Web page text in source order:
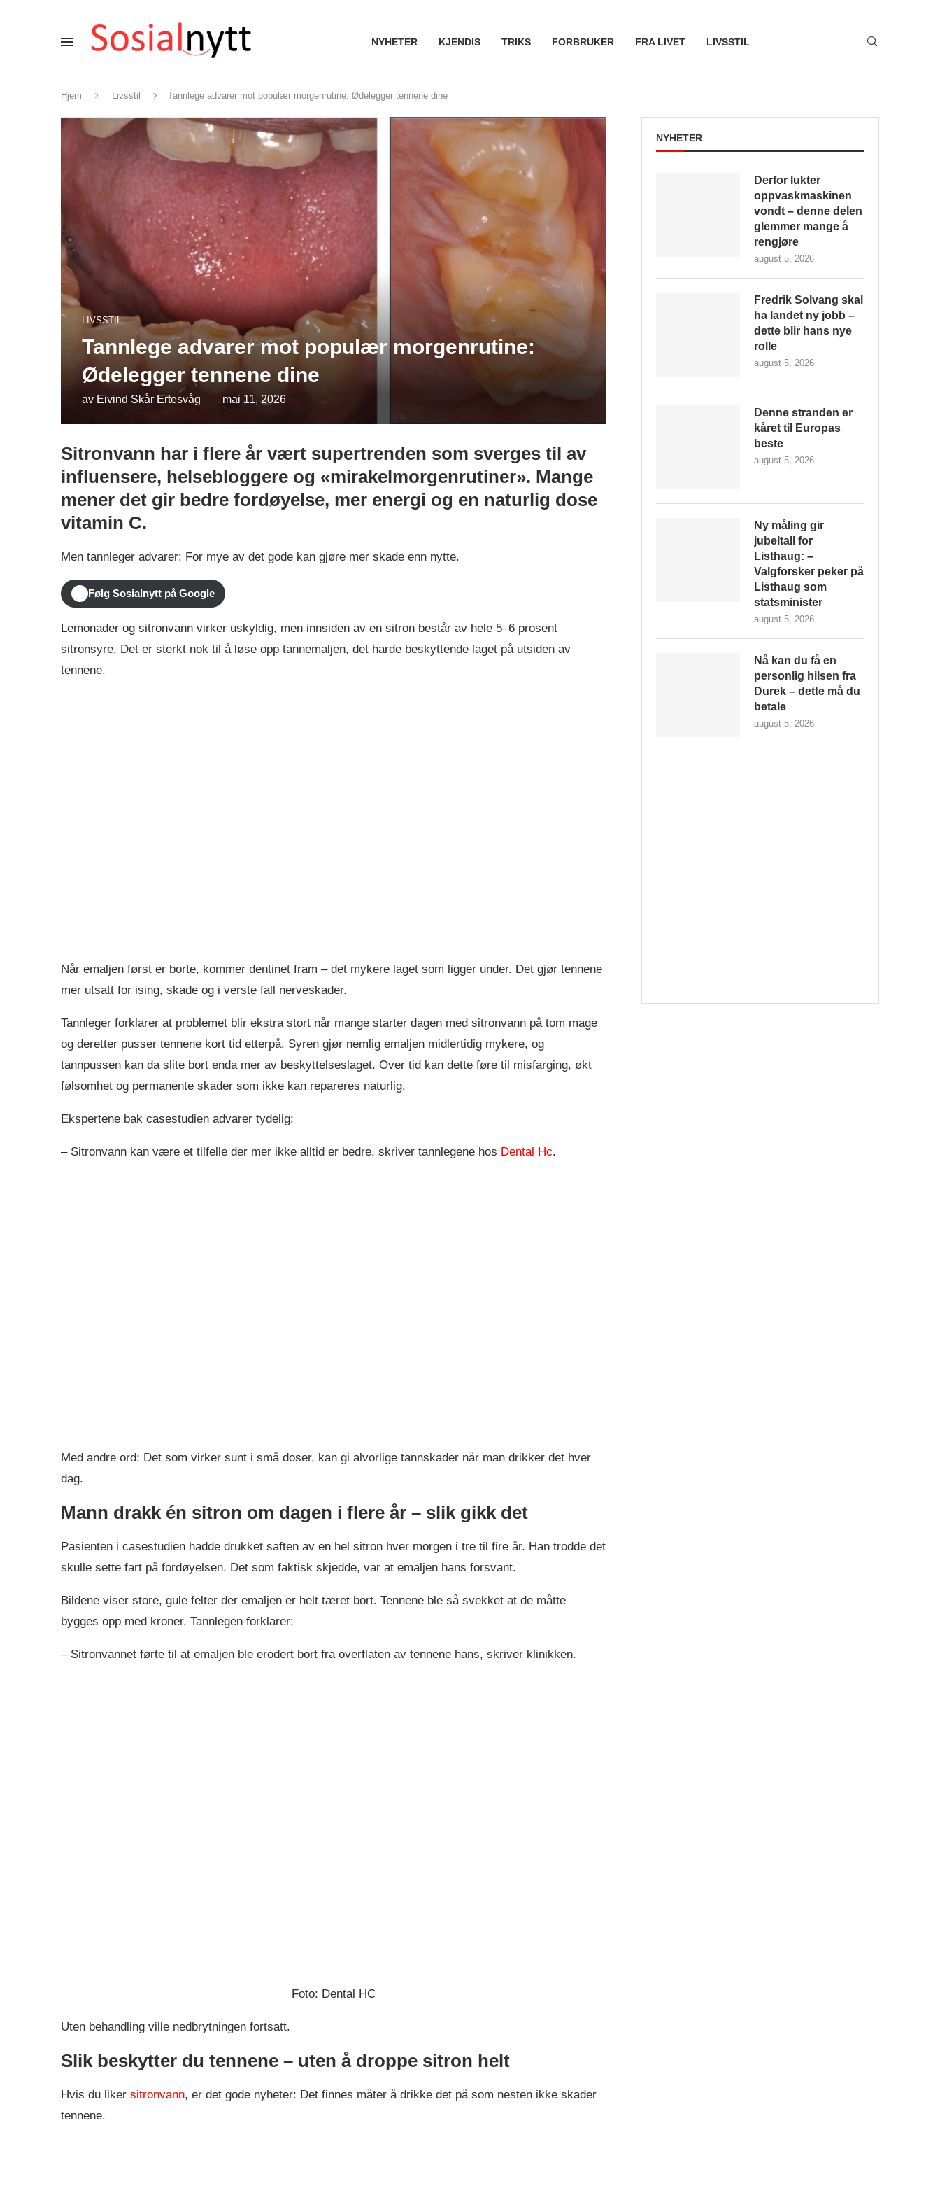
NYHETER KJENDIS TRIKS FORBRUKER FRA LIVET LIVSSTIL
Hjem Livsstil Tannlege advarer mot populær morgenrutine: Ødelegger tennene dine
LIVSSTIL
Tannlege advarer mot populær morgenrutine:
Ødelegger tennene dine
av Eivind Skår Ertesvåg mai 11, 2026
Sitronvann har i flere år vært supertrenden som sverges til av
influensere, helsebloggere og «mirakelmorgenrutiner». Mange
mener det gir bedre fordøyelse, mer energi og en naturlig dose
vitamin C.
Men tannleger advarer: For mye av det gode kan gjøre mer skade enn nytte.
Følg Sosialnytt på Google
Lemonader og sitronvann virker uskyldig, men innsiden av en sitron består av hele 5–6 prosent
sitronsyre. Det er sterkt nok til å løse opp tannemaljen, det harde beskyttende laget på utsiden av
tennene.
Når emaljen først er borte, kommer dentinet fram – det mykere laget som ligger under. Det gjør tennene
mer utsatt for ising, skade og i verste fall nerveskader.
Tannleger forklarer at problemet blir ekstra stort når mange starter dagen med sitronvann på tom mage
og deretter pusser tennene kort tid etterpå. Syren gjør nemlig emaljen midlertidig mykere, og
tannpussen kan da slite bort enda mer av beskyttelseslaget. Over tid kan dette føre til misfarging, økt
følsomhet og permanente skader som ikke kan repareres naturlig.
Ekspertene bak casestudien advarer tydelig:
– Sitronvann kan være et tilfelle der mer ikke alltid er bedre, skriver tannlegene hos Dental Hc.
Med andre ord: Det som virker sunt i små doser, kan gi alvorlige tannskader når man drikker det hver
dag.
Mann drakk én sitron om dagen i flere år – slik gikk det
Pasienten i casestudien hadde drukket saften av en hel sitron hver morgen i tre til fire år. Han trodde det
skulle sette fart på fordøyelsen. Det som faktisk skjedde, var at emaljen hans forsvant.
Bildene viser store, gule felter der emaljen er helt tæret bort. Tennene ble så svekket at de måtte
bygges opp med kroner. Tannlegen forklarer:
– Sitronvannet førte til at emaljen ble erodert bort fra overflaten av tennene hans, skriver klinikken.
Foto: Dental HC
Uten behandling ville nedbrytningen fortsatt.
Slik beskytter du tennene – uten å droppe sitron helt
Hvis du liker sitronvann, er det gode nyheter: Det finnes måter å drikke det på som nesten ikke skader
tennene.
NYHETER
Derfor lukter
oppvaskmaskinen
vondt – denne delen
glemmer mange å
rengjøre
august 5, 2026
Fredrik Solvang skal
ha landet ny jobb –
dette blir hans nye
rolle
august 5, 2026
Denne stranden er
kåret til Europas
beste
august 5, 2026
Ny måling gir
jubeltall for
Listhaug: –
Valgforsker peker på
Listhaug som
statsminister
august 5, 2026
Nå kan du få en
personlig hilsen fra
Durek – dette må du
betale
august 5, 2026